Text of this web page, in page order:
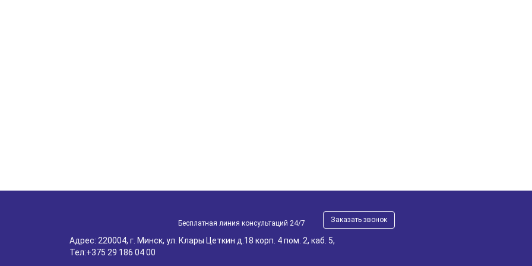
Бесплатная линия консультаций 24/7 Заказать звонок
Адрес: 220004, г. Минск, ул. Клары Цеткин д.18 корп. 4 пом. 2, каб. 5,
Тел:+375 29 186 04 00